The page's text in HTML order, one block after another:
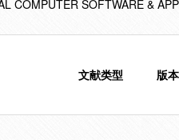
COMPUTER SOFTWARE &
文献类型
版